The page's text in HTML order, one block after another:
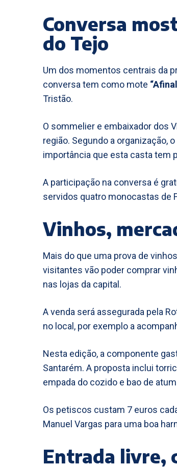
Conversa
do Tejo
Um dos momentos centrais da
conversa tem como mote
Tristão.
O sommelier e embaixador dos
região. Segundo a organização,
importância que esta casta tem
A participação na conversa é
servidos quatro monocastas de
Vinhos,
Mais do que uma prova de
visitantes vão poder comprar
nas lojas da capital.
A venda será assegurada pela
no local, por exemplo a
Nesta edição, a componente
Santarém. A proposta inclui
empada do cozido e bao de
Os petiscos custam 7 euros
Manuel Vargas para uma boa
Entrada livre,